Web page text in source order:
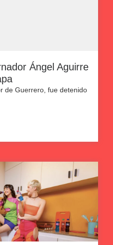
Ángel Aguirre
de Guerrero, fue detenido